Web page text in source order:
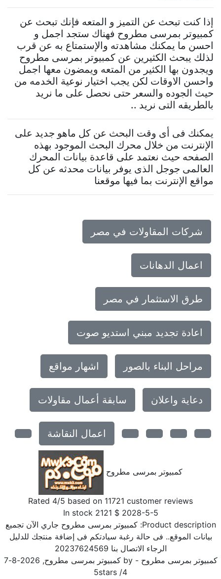
إذا كنت تبحث عن التميز و المتعه فإنك تبحث عن
كمبيوتر بمرسى مطروح فهناك ستجد اجمل و
احسن ما يمكنك مشاهدته والإستمتاع به عن قرب
لذلك يبحث الكثيرين عن كمبيوتر بمرسى مطروح
ويجدون بها الكثير من المتعه ويمضون معها اجمل
واحسن الاوقات لكن يجب اختيار نوعية الخدمه من
حيث الجوده والسعر حتى نحصل على ما نريد
بالطريقه التى نريد ..
يمكنك فى أى وقت البحث عن كل ماهو جديد على
الإنترنت من خلال محرك البحث الموجود بهذه
الصفحه حيث نعتمد على قاعدة بيانات المحرك
العالمى جوجل الذى يوفر بيانات محدثه عن كل
مواقع الإنترنت بما فيها موقعنا
شركات المقاولات في مصر
اعمال الدهانات
طرق الاستثمار في مصر
اعادة تجديد مبني استديو صوت
مراحل البناء بالصور اشهار مواقع
دعاية واعلان سابقة أعمال مقاولات
اعمال النقاشة
كمبيوتر بمرسى مطروح
Rated4 /5 based on11721customer reviews
2028-5-5
$
2121
In stock
Product كمبيوتر بمرسى مطروح جاري الآن تجميع
بيانات الموقع.. فى حالة رغبة سيادتكم فى إضافة منتجك للدليل
الرجاء الاتصال بنا 20237624569
بمرسى مطروح- by كمبيوتر بمرسى مطروح,
2026-8-7
/
5stars